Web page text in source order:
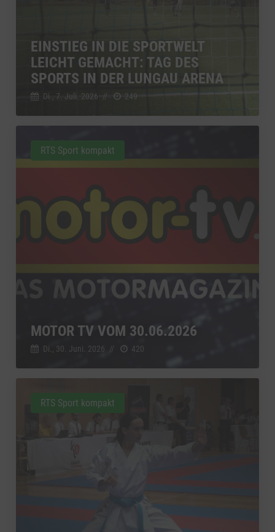
EINSTIEG IN DIE SPORTWELT
LEICHT GEMACHT: TAG DES
SPORTS IN DER LUNGAU ARENA
Di., 7. Juli. 2026 // 249
MOTOR TV VOM 30.06.2026
Di., 30. Juni. 2026 // 420
RTS Sport kompakt
RTS Sport kompakt